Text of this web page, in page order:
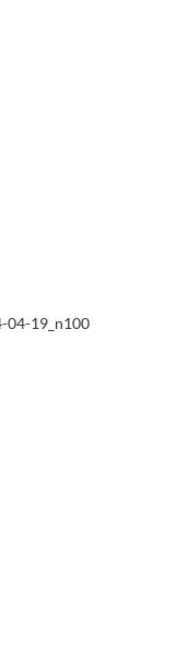
94 que regulamenta inscrição
04-19_n100